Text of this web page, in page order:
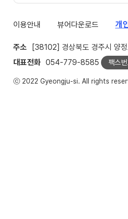
이용안내 뷰어다운로드 개
주소
[38102] 경상북도 경주시 양
대표전화 054-779-8585 팩스
ⓒ 2022 Gyeongju-si. All rights